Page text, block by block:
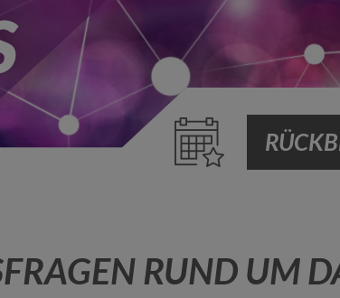
RUND UM